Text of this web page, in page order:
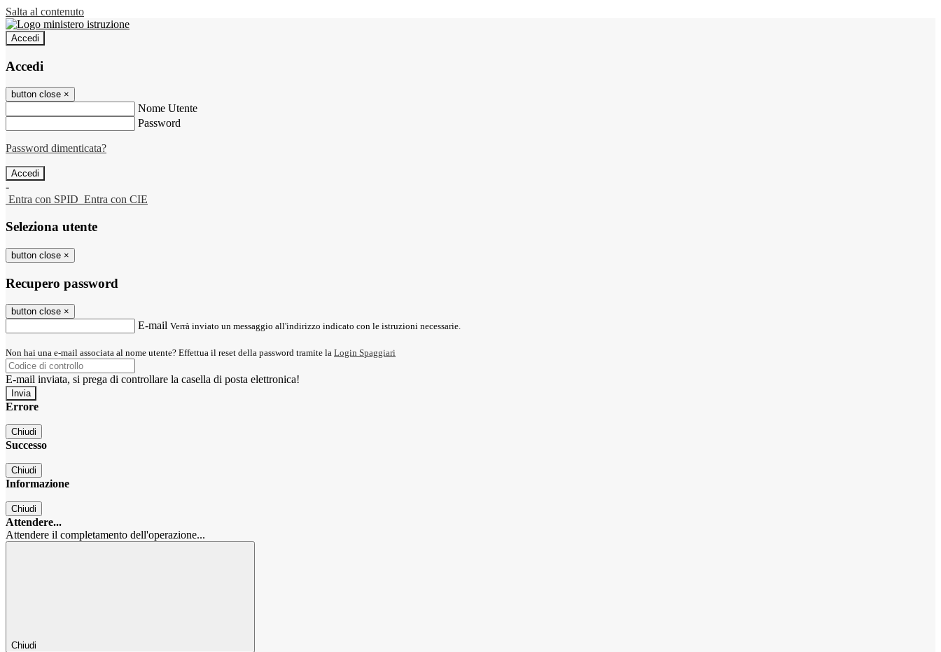
Salta al contenuto
Accedi
Accedi
button close ×
Nome Utente
Password
Password dimenticata?
-
Entra con SPID Entra con CIE
Seleziona utente
button close ×
Recupero password
button close ×
E-mail Verrà inviato un messaggio all'indirizzo indicato con le istruzioni necessarie.
Non hai una e-mail associata al nome utente? Effettua il reset della password tramite la Login Spaggiari
E-mail inviata, si prega di controllare la casella di posta elettronica!
Errore
Chiudi
Successo
Chiudi
Informazione
Chiudi
Attendere...
Attendere il completamento dell'operazione...
Chiudi